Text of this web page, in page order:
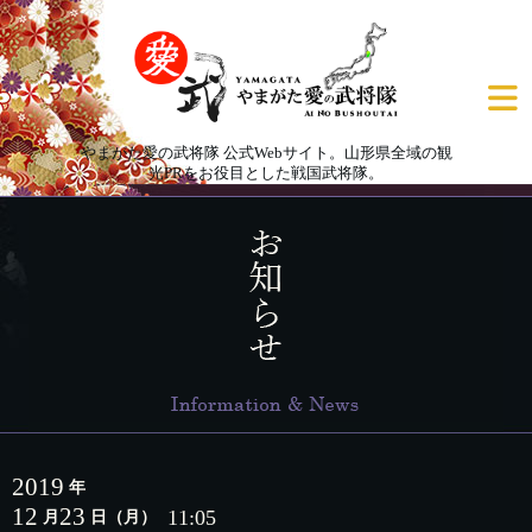
やまがた愛の武将隊 公式Webサイト。山形県全域の観
光PRをお役目とした戦国武将隊。
2019 年
12 月 23 日 （月） 11:05